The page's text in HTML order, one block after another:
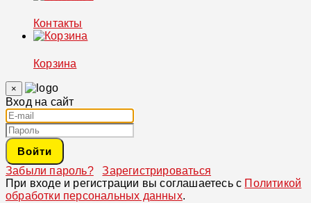
Контакты
Корзина
×
Вход на сайт
Войти
Забыли пароль?
Зарегистрироваться
При входе и регистрации вы соглашаетесь с Политикой
обработки персональных данных.